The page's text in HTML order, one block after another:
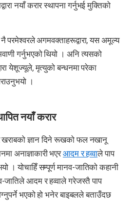
नयाँ करार स्थापना गर्नुभई मुक्तिको
परमेश्वरले अगमवक्ताहरूद्वारा, यस अमूल्य
गर्नुभएको थियो । अनि त्यसको
येशूज्यूले, मृत्युको बन्धनमा परेका
।
नयाँ करार
ज्ञान दिने रूखको फल नखानू
अनाज्ञाकारी भएरआदम र हव्वाले पाप
। योचाहिँ सम्पूर्ण मानव-जातिको कहानी
जातिले आदम र हव्वाले गरेजस्तै पाप
भएको हो भनेर बाइबलले बताउँदछ